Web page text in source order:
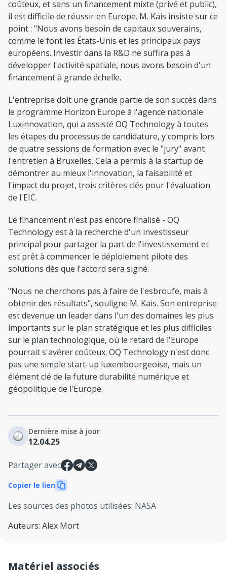
coûteux, et sans un financement mixte (privé et public),
il est difficile de réussir en Europe. M. Kais insiste sur ce
point : "Nous avons besoin de capitaux souverains,
comme le font les États-Unis et les principaux pays
européens. Investir dans la R&D ne suffira pas à
développer l'activité spatiale, nous avons besoin d'un
financement à grande échelle.
L'entreprise doit une grande partie de son succès dans
le programme Horizon Europe à l'agence nationale
Luxinnovation, qui a assisté OQ Technology à toutes
les étapes du processus de candidature, y compris lors
de quatre sessions de formation avec le "jury" avant
l'entretien à Bruxelles. Cela a permis à la startup de
démontrer au mieux l'innovation, la faisabilité et
l'impact du projet, trois critères clés pour l'évaluation
de l'EIC.
Le financement n'est pas encore finalisé - OQ
Technology est à la recherche d'un investisseur
principal pour partager la part de l'investissement et
est prêt à commencer le déploiement pilote des
solutions dès que l'accord sera signé.
"Nous ne cherchons pas à faire de l'esbroufe, mais à
obtenir des résultats", souligne M. Kais. Son entreprise
est devenue un leader dans l'un des domaines les plus
importants sur le plan stratégique et les plus difficiles
sur le plan technologique, où le retard de l'Europe
pourrait s'avérer coûteux. OQ Technology n'est donc
pas une simple start-up luxembourgeoise, mais un
élément clé de la future durabilité numérique et
géopolitique de l'Europe.
Dernière mise à jour
12.04.25
Partager avec
Copier le lien
Les sources des photos utilisées: NASA
Auteurs: Alex Mort
Matériel associés